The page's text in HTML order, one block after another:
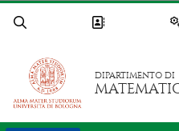
DIPARTIMENTO DI